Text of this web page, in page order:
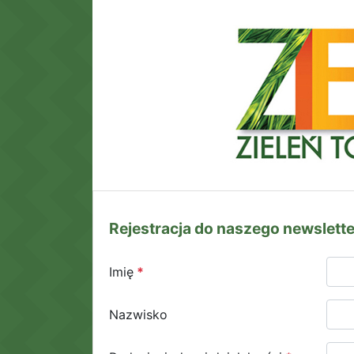
Rejestracja do naszego
Imię
Nazwisko